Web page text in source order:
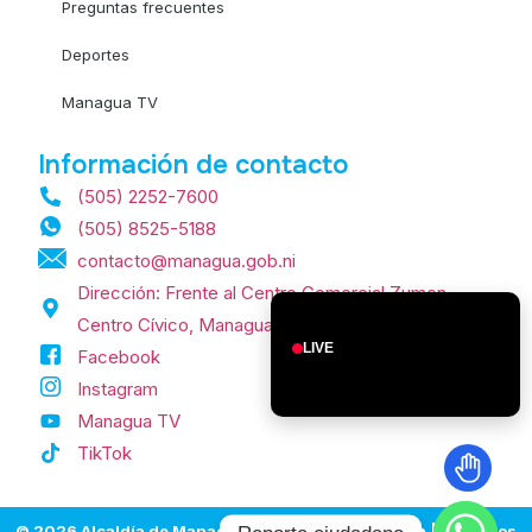
Preguntas frecuentes
Deportes
Managua TV
Información de contacto
(505) 2252-7600
(505) 8525-5188
contacto@managua.gob.ni
Dirección: Frente al Centro Comercial Zumen,
Centro Cívico, Managua, Nicaragua.
Facebook
Instagram
Managua TV
TikTok
LIVE